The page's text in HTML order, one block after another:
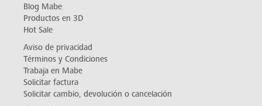
Blog Mabe
Productos en 3D
Hot Sale
Aviso de privacidad
Términos y Condiciones
Trabaja en Mabe
Solicitar factura
Solicitar cambio, devolución o cancelación